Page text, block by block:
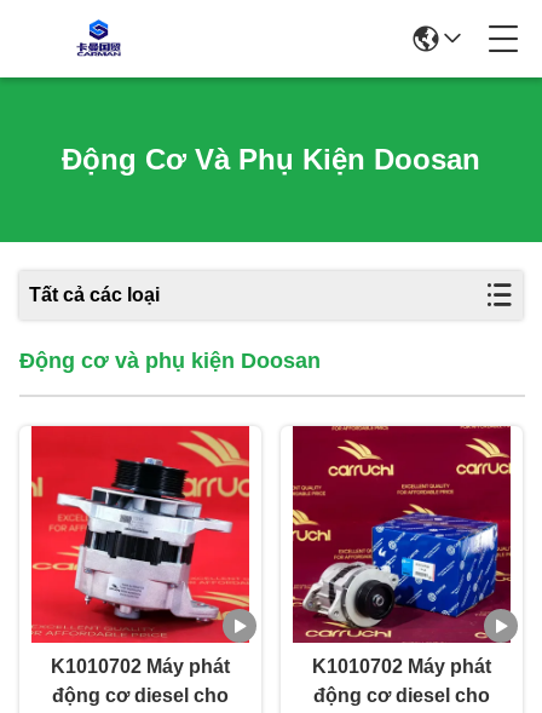
Động Cơ Và Phụ Kiện Doosan
Tất cả các loại
Động cơ và phụ kiện Doosan
K1010702 Máy phát
động cơ diesel cho
K1010702 Máy phát
động cơ diesel cho